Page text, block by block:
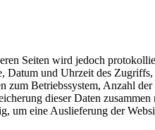
Seiten wird jedoch
und Uhrzeit des
Betriebssystem, Anzahl
dieser Daten
um eine Auslieferung der